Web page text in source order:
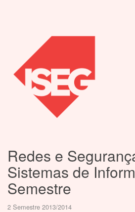
Redes e
Sistemas de
Semestre
2 Semestre 2013/2014